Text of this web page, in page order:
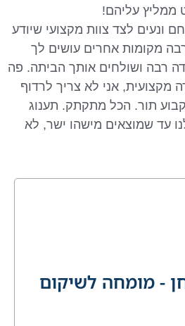
ממליץ עליהם!
ונעים לצד צוות מקצועי שיודע
מקומות אחרים עושים לך
רבה ושולחים אותך הביתה. פה
מקצועית, אני לא צריך לרדוף
תור. הכל מתקתק. תענוג
עד שמוצאים מישהו ישר, לא
- מומחה לשיקום